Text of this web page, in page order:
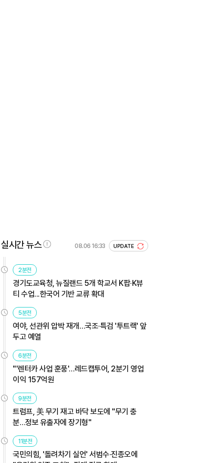
실시간 뉴스 08.06 16:33 UPDATE
2분전
경기도교육청, 뉴질랜드 5개 학교서 K팝·K뷰
티 수업...한국어 기반 교류 확대
5분전
여야, 선관위 압박 재개…국조·특검 '투트랙' 앞
두고 예열
6분전
"'렌터카 사업 훈풍'…레드캡투어, 2분기 영업
이익 157억원
9분전
트럼프, 美 무기 재고 바닥 보도에 "무기 충
분…정보 유출자에 장기형"
11분전
국민의힘, '돌려차기 실언' 서범수·진종오에